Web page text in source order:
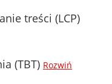
treści (LCP)
(TBT) Rozwiń